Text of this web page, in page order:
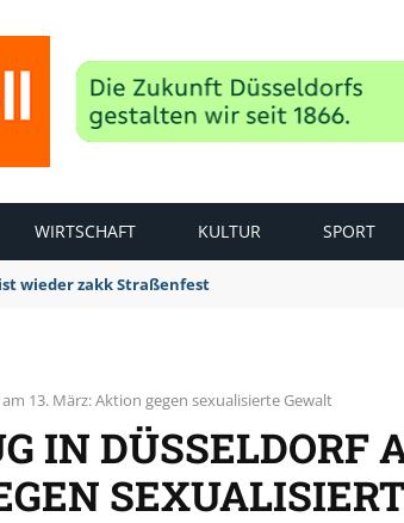
WIRTSCHAFT KULTUR SPORT
wieder zakk Straßenfest
13. März: Aktion gegen sexualisierte Gewalt
IN DÜSSELDORF